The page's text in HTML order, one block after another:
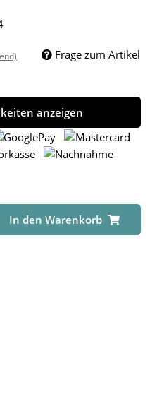
Frage zum Artikel
anzeigen
In den Warenkorb